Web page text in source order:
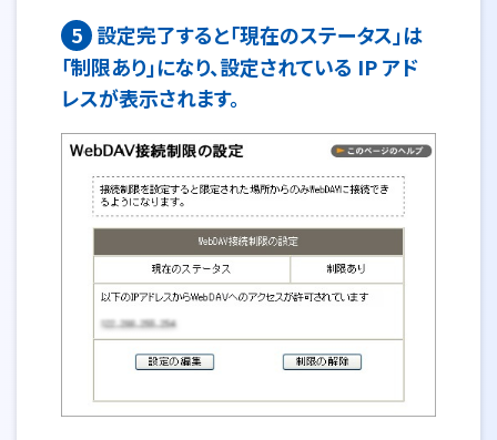
5 設定完了すると「現在のステータス」は
「制限あり」になり、設定されている IP アド
レスが表示されます。